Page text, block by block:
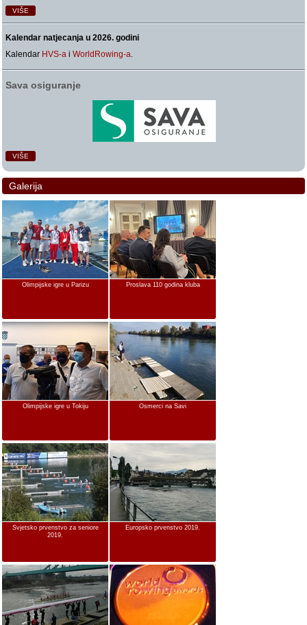
VIŠE
Kalendar natjecanja u 2026. godini
Kalendar HVS-a iWorldRowing-a.
Sava osiguranje
VIŠE
Galerija
Olimpijske igre u Parizu Proslava 110 godina kluba
Olimpijske igre u Tokiju Osmerci na Savi
Svjetsko prvenstvo za seniore
2019.
Europsko prvenstvo 2019.